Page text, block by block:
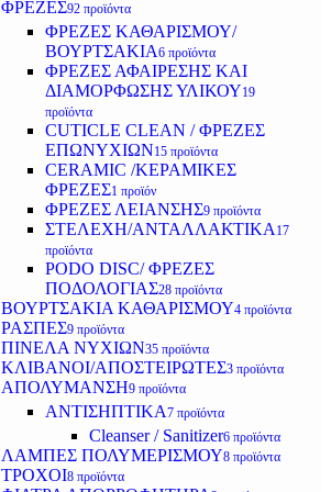
ΦΡΕΖΕΣ92 προϊόντα
ΦΡΕΖΕΣ ΚΑΘΑΡΙΣΜΟΥ/
ΒΟΥΡΤΣΑΚΙΑ6 προϊόντα
ΦΡΕΖΕΣ ΑΦΑΙΡΕΣΗΣ ΚΑΙ
ΔΙΑΜΟΡΦΩΣΗΣ ΥΛΙΚΟΥ19
προϊόντα
CUTICLE CLEAN / ΦΡΕΖΕΣ
ΕΠΩΝΥΧΙΩΝ15 προϊόντα
CERAMIC /ΚΕΡΑΜΙΚΕΣ
ΦΡΕΖΕΣ1 προϊόν
ΦΡΕΖΕΣ ΛΕΙΑΝΣΗΣ9 προϊόντα
ΣΤΕΛΕΧΗ/ΑΝΤΑΛΛΑΚΤΙΚΑ 17
προϊόντα
PODO DISC/ ΦΡΕΖΕΣ
ΠΟΔΟΛΟΓΙΑΣ28 προϊόντα
ΒΟΥΡΤΣΑΚΙΑ ΚΑΘΑΡΙΣΜΟΥ4 προϊόντα
ΡΑΣΠΕΣ9 προϊόντα
ΠΙΝΕΛΑ ΝΥΧΙΩΝ35 προϊόντα
ΚΛΙΒΑΝΟΙ/ΑΠΟΣΤΕΙΡΩΤΕΣ3 προϊόντα
ΑΠΟΛΥΜΑΝΣΗ9 προϊόντα
ΑΝΤΙΣΗΠΤΙΚΑ7 προϊόντα
Cleanser / Sanitizer6 προϊόντα
ΛΑΜΠΕΣ ΠΟΛΥΜΕΡΙΣΜΟΥ8 προϊόντα
ΤΡΟΧΟΙ8 προϊόντα